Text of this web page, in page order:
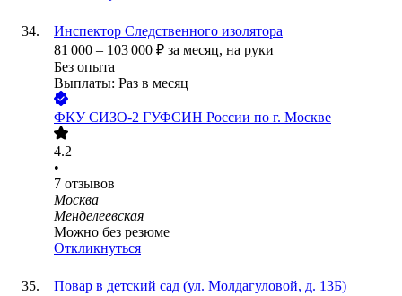
Инспектор Следственного изолятора
81 000 – 103 000 ₽ за месяц, на руки
Без опыта
Выплаты: Раз в месяц
ФКУ СИЗО-2 ГУФСИН России по г. Москве
4.2
•
7 отзывов
Москва
Менделеевская
Можно без резюме
Откликнуться
Повар в детский сад (ул. Молдагуловой, д. 13Б)